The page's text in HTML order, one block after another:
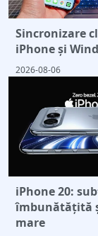
Sincronizare
iPhone și
2026-08-06
iPhone 20:
îmbunătățită
mare